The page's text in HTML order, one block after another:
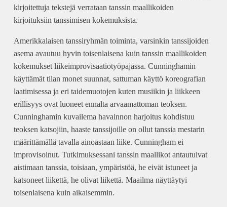
kirjoitettuja tekstejä verrataan tanssin maallikoiden
kirjoituksiin tanssimisen kokemuksista.
Amerikkalaisen tanssiryhmän toiminta, varsinkin tanssijoiden
asema avautuu hyvin toisenlaisena kuin tanssin maallikoiden
kokemukset liikeimprovisaatiotyöpajassa. Cunninghamin
käyttämät tilan monet suunnat, sattuman käyttö koreografian
laatimisessa ja eri taidemuotojen kuten musiikin ja liikkeen
erillisyys ovat luoneet ennalta arvaamattoman teoksen.
Cunninghamin kuvailema havainnon harjoitus kohdistuu
teoksen katsojiin, haaste tanssijoille on ollut tanssia mestarin
määrittämällä tavalla ainoastaan liike. Cunningham ei
improvisoinut. Tutkimuksessani tanssin maallikot antautuivat
aistimaan tanssia, toisiaan, ympäristöä, he eivät istuneet ja
katsoneet liikettä, he olivat liikettä. Maailma näyttäytyi
toisenlaisena kuin aikaisemmin.